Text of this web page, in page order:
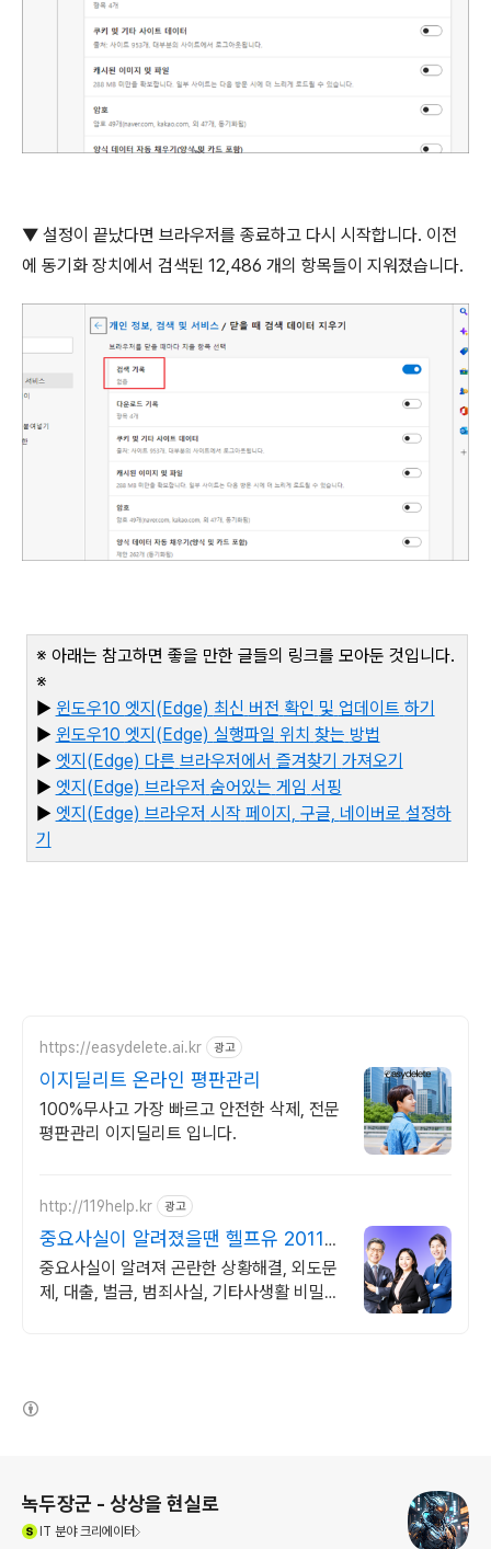
▼ 설정이 끝났다면 브라우저를 종료하고 다시 시작합니다. 이전
에 동기화 장치에서 검색된 12,486 개의 항목들이 지워졌습니다.
※ 아래는 참고하면 좋을 만한 글들의 링크를 모아둔 것입니다.
※
▶ 윈도우10 엣지(Edge) 최신 버전 확인 및 업데이트 하기
▶ 윈도우10 엣지(Edge) 실행파일 위치 찾는 방법
▶ 엣지(Edge) 다른 브라우저에서 즐겨찾기 가져오기
▶ 엣지(Edge) 브라우저 숨어있는 게임 서핑
▶ 엣지(Edge) 브라우저 시작 페이지, 구글, 네이버로 설정하
기
https://easydelete.ai.kr 광고
이지딜리트 온라인 평판관리
100%무사고 가장 빠르고 안전한 삭제, 전문
평판관리 이지딜리트 입니다.
http://119help.kr 광고
중요사실이 알려졌을땐 헬프유 2011년
개업 풍부한 노하우
중요사실이 알려져 곤란한 상황해결, 외도문
제, 대출, 벌금, 범죄사실, 기타사생활 비밀스
녹두장군 - 상상을 현실로
IT 분야 크리에이터